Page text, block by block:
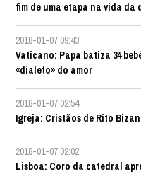
fim de uma etapa na vida da
2018-01-07 09:43
Vaticano: Papa batiza 34
«dialeto» do amor
2018-01-07 02:54
Igreja: Cristãos de Rito
2018-01-07 02:02
Lisboa: Coro da catedral